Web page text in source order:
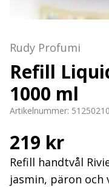
Rudy Profumi
Refill
1000 ml
Artikelnummer:
219 kr
Refill handtvål
jasmin, päron